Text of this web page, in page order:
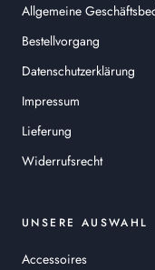
Allgemeine
Bestellvorgang
Datenschutzerklärung
Impressum
Lieferung
Widerrufsrecht
UNSERE AUSWAHL
Accessoires